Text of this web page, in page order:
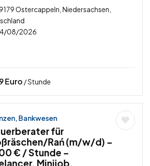
Ostercappeln, Niedersachsen,
08/2026
Euro / Stunde
Bankwesen
für
Rań (m/w/d) –
€ / Stunde –
Minijob,